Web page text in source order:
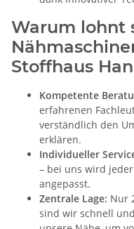
Warum lohnt
Stoffhaus
Kompetente
erfahrenen
verständlich den
erklären.
Individueller
– bei uns wird
angepasst.
Zentrale Lage: Nur
sind wir schnell